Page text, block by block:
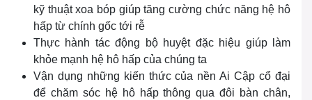
kỹ thuật xoa bóp giúp tăng cường chức năng hệ hô
hấp từ chính gốc tới rễ
Thực hành tác động bộ huyệt đặc hiệu giúp làm
khỏe mạnh hệ hô hấp của chúng ta
Vận dụng những kiến thức của nền Ai Cập cổ đại
để chăm sóc hệ hô hấp thông qua đôi bàn chân,